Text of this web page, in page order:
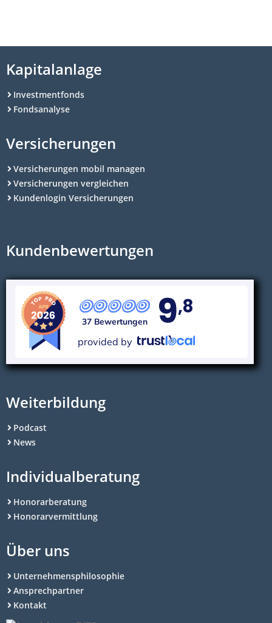
Kapitalanlage
Investmentfonds
Fondsanalyse
Versicherungen
Versicherungen mobil managen
Versicherungen vergleichen
Kundenlogin Versicherungen
Kundenbewertungen
37 Bewertungen 9,8
provided by
Weiterbildung
Podcast
News
Individualberatung
Honorarberatung
Honorarvermittlung
Über uns
Unternehmensphilosophie
Ansprechpartner
Kontakt